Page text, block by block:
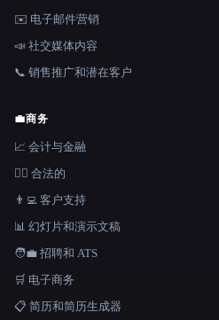
✉️ 电子邮件营销
📣 社交媒体内容
📞 销售推广和潜在客户
💼商务
📈 会计与金融
👩‍⚖️ 合法的
👨‍💻 客户支持
📊 幻灯片和演示文稿
🧑‍💼 招聘和 ATS
🛒 电子商务
📋 简历和简历生成器